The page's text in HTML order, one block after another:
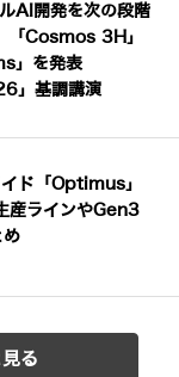
AI開発を次の段階
Cosmos 3H」
」を発表
」基調講演
ド「Optimus」
産ラインやGen3
め
る